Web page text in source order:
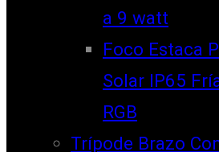
a 9 watt
Foco Estaca
Solar IP65
RGB
Trípode Brazo